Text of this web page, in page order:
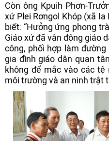
Còn ông Kpuih Phơn-
xứ Plei Rơngol Khóp (xã
biết: “Hưởng ứng phong
Giáo xứ đã vận động giáo
công, phối hợp làm
gia đình giáo dân quan
không để mắc vào các
môi trường và an ninh trật